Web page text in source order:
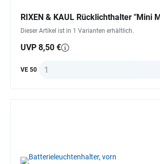
RIXEN & KAUL Rücklichthalter "Mini
Dieser Artikel ist in 1 Varianten erhältlich.
UVP 8,50 €
VE 50 Anzahl